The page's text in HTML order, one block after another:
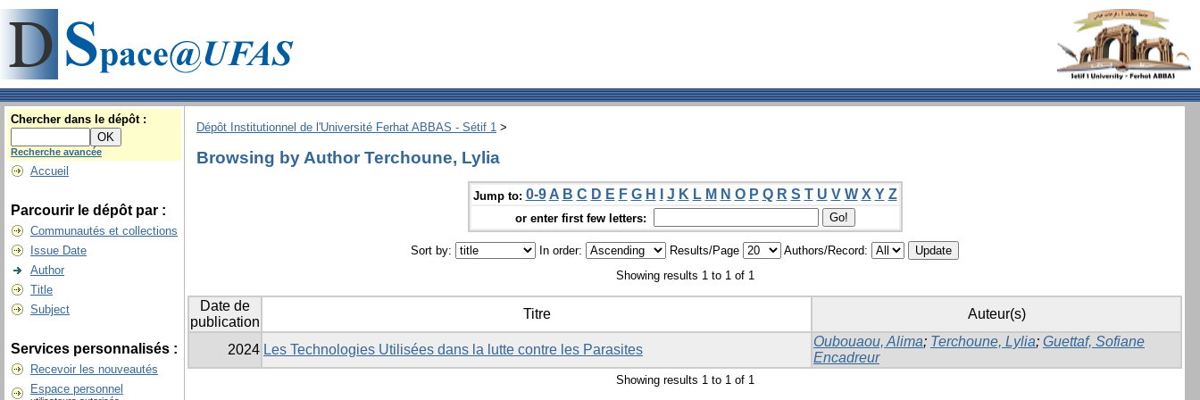
Chercher dans le dépôt :
Recherche avancée
Accueil
Parcourir le dépôt par :
Communautés et collections
Issue Date
Author
Title
Subject
Services personnalisés :
Recevoir les nouveautés
Espace personnel
Dépôt Institutionnel de l'Université Ferhat ABBAS - Sétif 1 >
Browsing by Author Terchoune, Lylia
Jump to: 0-9 A B C D E F G H J K L M N O P Q R S T U V W X Y Z
or enter first few letters:
Sort by: In order: Results/Page
Authors/Record:
Showing results 1 to 1 of 1
Date de
publication
Titre Auteur(s)
2024 Les Technologies Utilisées dans la lutte contre les Parasites
Oubouaou, Alima; Terchoune, Lylia; Guettaf, Sofiane
Encadreur
Showing results 1 to 1 of 1